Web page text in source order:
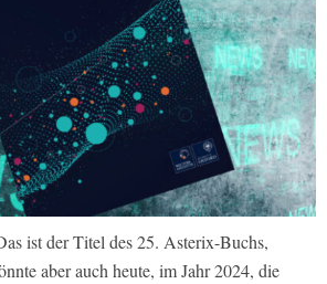
ist der Titel des 25. Asterix-Buchs,
aber auch heute, im Jahr 2024, die